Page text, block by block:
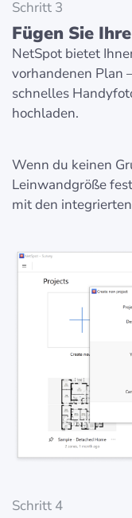
Schritt 3
Fügen Sie
NetSpot bietet
vorhandenen Plan
schnelles
hochladen.
Wenn du keinen
Leinwandgröße
mit den
Schritt 4